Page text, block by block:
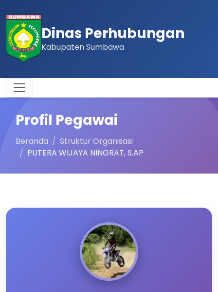
Dinas Perhubungan
Kabupaten Sumbawa
Profil Pegawai
Beranda
Struktur Organisasi
PUTERA WIJAYA NINGRAT, S.AP